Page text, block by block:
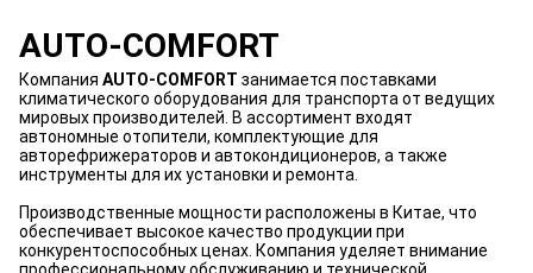
AUTO-COMFORT
Компания AUTO-COMFORT занимается поставками
климатического оборудования для транспорта от ведущих
мировых производителей. В ассортимент входят
автономные отопители, комплектующие для
авторефрижераторов и автокондиционеров, а также
инструменты для их установки и ремонта.
Производственные мощности расположены в Китае, что
обеспечивает высокое качество продукции при
конкурентоспособных ценах. Компания уделяет внимание